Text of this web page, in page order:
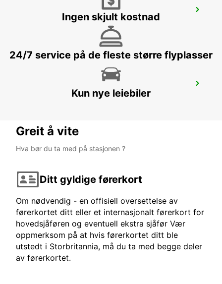
LISBON PRIOR VELHO SUPERSITE
PRIOR VELHO - PORTUGAL
CORROIOS - PORTUGAL
Ingen skjult kostnad
24/7 service på de fleste større flyplasser
Kun nye leiebiler
Greit å vite
Hva bør du ta med på stasjonen ?
Ditt gyldige førerkort
Om nødvendig - en offisiell oversettelse av
førerkortet ditt eller et internasjonalt førerkort for
hovedsjåføren og eventuell ekstra sjåfør Vær
oppmerksom på at hvis førerkortet ditt ble
utstedt i Storbritannia, må du ta med begge deler
av førerkortet.